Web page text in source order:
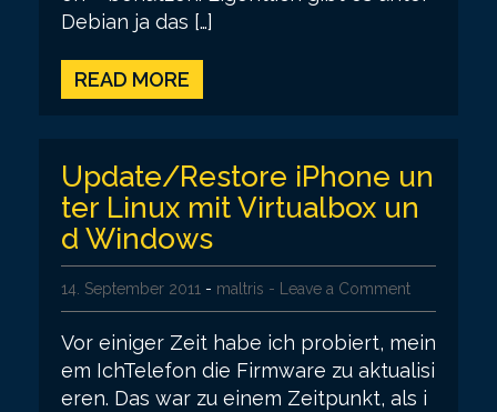
Debian ja das […]
READ MORE
Update/Restore iPhone un
ter Linux mit Virtualbox un
d Windows
14. September 2011 - maltris - Leave a Comment
Vor einiger Zeit habe ich probiert, mein
em IchTelefon die Firmware zu aktualisi
eren. Das war zu einem Zeitpunkt, als i